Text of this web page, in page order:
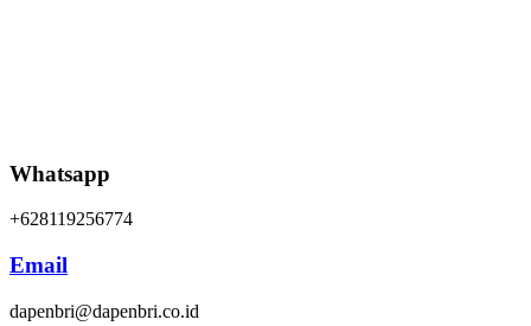
Whatsapp
+628119256774
Email
dapenbri@dapenbri.co.id